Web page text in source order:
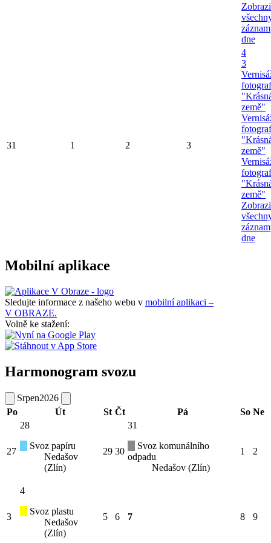
dne
31 1 2 3
4
3
země"
země"
země"
dne
Mobilní aplikace
Sledujte informace z našeho webu v mobilní aplikaci –
V OBRAZE.
Volně ke stažení:
Harmonogram svozu
Srpen2026
Po
Út St Čt Pá So Ne
27
28
Svoz papíru
Nedašov
(Zlín)
29 30
31
Svoz komunálního
odpadu
Nedašov (Zlín)
1 2
3
4
Svoz plastu
Nedašov
(Zlín)
5 6 7 8 9